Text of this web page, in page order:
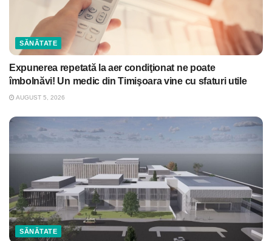
SĂNĂTATE
Expunerea repetată la aer condiţionat ne poate
îmbolnăvi! Un medic din Timişoara vine cu sfaturi utile
AUGUST 5, 2026
SĂNĂTATE